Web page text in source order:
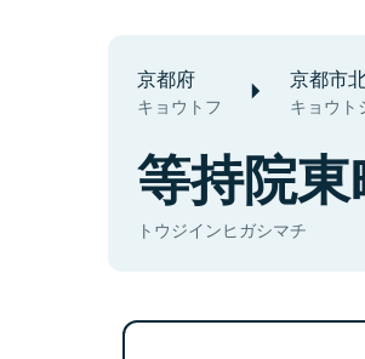
京都府
キョウトフ
京都市
キョウト
等持院
トウジインヒガシマチ